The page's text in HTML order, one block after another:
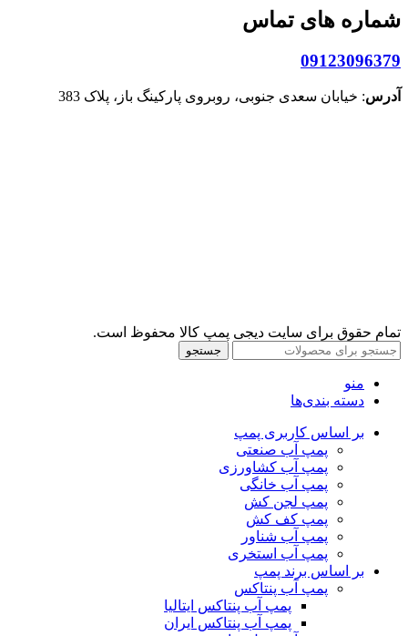
شماره های تماس
09123096379
آدرس: خیابان سعدی جنوبی، روبروی پارکینگ باز، پلاک 383
تمام حقوق برای سایت دیجی پمپ کالا محفوظ است.
جستجو
منو
دسته بندی‌ها
بر اساس کاربری پمپ
پمپ آب صنعتی
پمپ آب کشاورزی
پمپ آب خانگی
پمپ لجن کش
پمپ کف کش
پمپ آب شناور
پمپ آب استخری
بر اساس برند پمپ
پمپ آب پنتاکس
پمپ آب پنتاکس ایتالیا
پمپ آب پنتاکس ایران